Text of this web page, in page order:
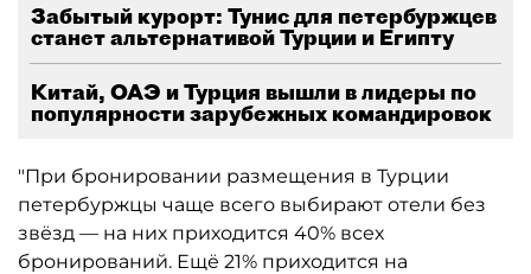
Забытый курорт: Тунис для петербуржцев
станет альтернативой Турции и Египту
Китай, ОАЭ и Турция вышли в лидеры по
популярности зарубежных командировок
"При бронировании размещения в Турции
петербуржцы чаще всего выбирают отели без
звёзд — на них приходится 40% всех
бронирований. Ещё 21% приходится на